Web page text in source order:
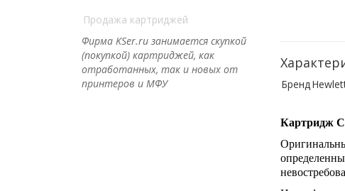
Продажа картриджей
Фирма KSer.ru занимается скупкой
(покупкой) картриджей, как
отработанных, так и новых от
принтеров и МФУ
Бренд
Картридж